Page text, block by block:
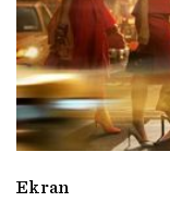
Ekran